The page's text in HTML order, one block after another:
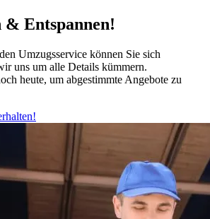
Entspannen!
Umzugsservice können Sie sich
uns um alle Details kümmern.
heute, um abgestimmte Angebote zu